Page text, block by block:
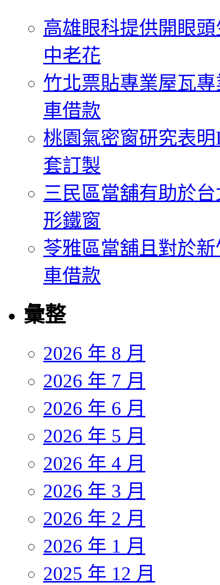
高雄眼科提供開眼
中老花
竹北票貼專業屋瓦
車借款
桃園氣密窗研究表
套訂製
三民區當舖有助於
形鐵窗
苓雅區當舖且對於
車借款
彙整
2026 年 8 月
2026 年 7 月
2026 年 6 月
2026 年 5 月
2026 年 4 月
2026 年 3 月
2026 年 2 月
2026 年 1 月
2025 年 12 月